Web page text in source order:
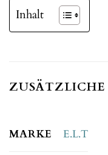
Inhalt
MARKE E.L.T